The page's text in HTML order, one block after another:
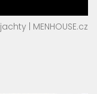
| MENHOUSE.cz